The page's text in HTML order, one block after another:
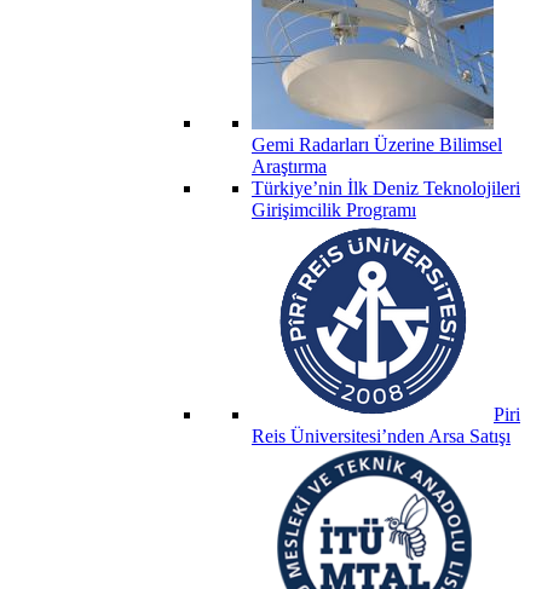
Gemi Radarları Üzerine Bilimsel
Araştırma
Türkiye’nin İlk Deniz Teknolojileri
Girişimcilik Programı
Piri
Reis Üniversitesi’nden Arsa Satışı